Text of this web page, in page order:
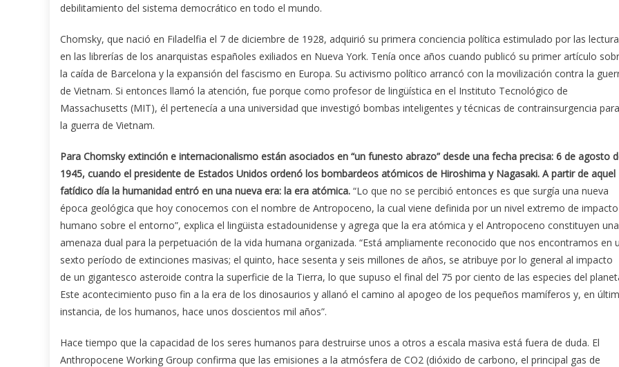
debilitamiento del sistema democrático en todo el mundo.
Chomsky, que nació en Filadelfia el 7 de diciembre de 1928, adquirió su primera conciencia política estimulado por las
en las librerías de los anarquistas españoles exiliados en Nueva York. Tenía once años cuando publicó su primer artículo
la caída de Barcelona y la expansión del fascismo en Europa. Su activismo político arrancó con la movilización contra la
de Vietnam. Si entonces llamó la atención, fue porque como profesor de lingüística en el Instituto Tecnológico de
Massachusetts (MIT), él pertenecía a una universidad que investigó bombas inteligentes y técnicas de contrainsurgencia para
la guerra de Vietnam.
Para Chomsky extinción e internacionalismo están asociados en “un funesto abrazo” desde una fecha precisa: 6 de agosto
1945, cuando el presidente de Estados Unidos ordenó los bombardeos atómicos de Hiroshima y Nagasaki. A partir de aquel
fatídico día la humanidad entró en una nueva era: la era atómica. “Lo que no se percibió entonces es que surgía una nueva
época geológica que hoy conocemos con el nombre de Antropoceno, la cual viene definida por un nivel extremo de impacto
humano sobre el entorno”, explica el lingüista estadounidense y agrega que la era atómica y el Antropoceno constituyen una
amenaza dual para la perpetuación de la vida humana organizada. “Está ampliamente reconocido que nos encontramos en
sexto período de extinciones masivas; el quinto, hace sesenta y seis millones de años, se atribuye por lo general al impacto
de un gigantesco asteroide contra la superficie de la Tierra, lo que supuso el final del 75 por ciento de las especies del
Este acontecimiento puso fin a la era de los dinosaurios y allanó el camino al apogeo de los pequeños mamíferos y, en
instancia, de los humanos, hace unos doscientos mil años”.
Hace tiempo que la capacidad de los seres humanos para destruirse unos a otros a escala masiva está fuera de duda. El
Anthropocene Working Group confirma que las emisiones a la atmósfera de CO2 (dióxido de carbono, el principal gas de